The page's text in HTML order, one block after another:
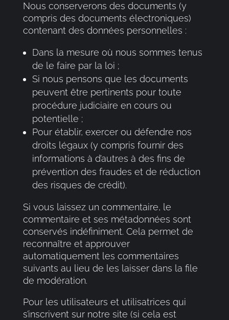
Nous conserverons des documents (y
compris des documents électroniques)
contenant des données personnelles :
Dans la mesure où nous sommes tenus
de le faire par la loi ;
Si nous pensons que les documents
peuvent être pertinents pour toute
procédure judiciaire en cours ou
potentielle ;
Pour établir, exercer ou défendre nos
droits légaux (y compris fournir des
informations à d’autres à des fins de
prévention des fraudes et de réduction
des risques de crédit).
Si vous laissez un commentaire, le
commentaire et ses métadonnées sont
conservés indéfiniment. Cela permet de
reconnaître et approuver
automatiquement les commentaires
suivants au lieu de les laisser dans la file
de modération.
Pour les utilisateurs et utilisatrices qui
s’inscrivent sur notre site (si cela est